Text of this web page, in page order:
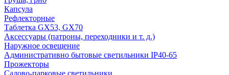
Капсула
Рефлекторные
Таблетка GX53, GX70
Аксессуары (патроны, переходники и т. д.)
Наружное освещение
Административно бытовые светильники IP40-65
Прожекторы
Садово-парковые светильники